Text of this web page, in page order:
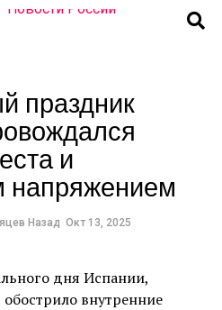
праздник
и
напряжением
Назад Окт 13, 2025
дня Испании,
внутренние